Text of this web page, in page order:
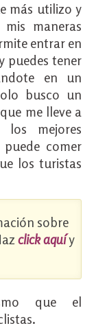
más utilizo y
maneras
entrar en
puedes tener
en un
busco un
me lleve a
mejores
comer
los turistas
sobre
click aquíy
que el